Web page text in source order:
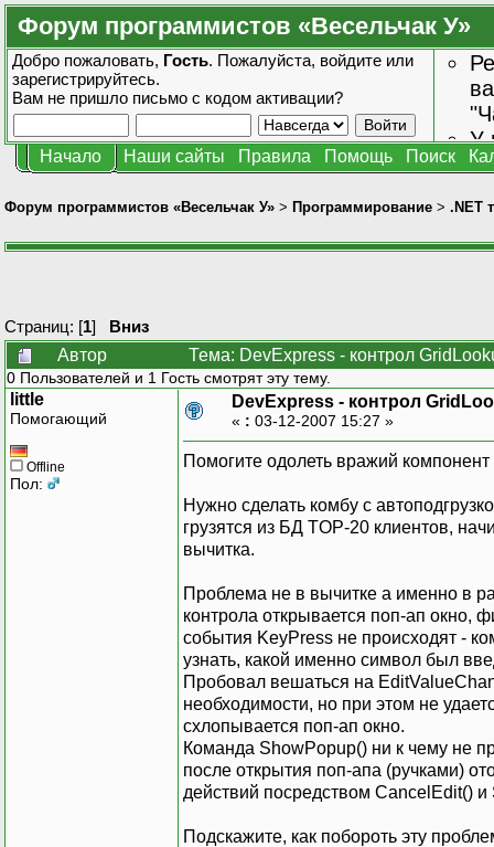
Форум программистов «Весельчак У»
Добро пожаловать, Гость. Пожалуйста, войдите или
зарегистрируйтесь.
Вам не пришло письмо с кодом активации?
У
Начало Наши сайты Правила Помощь Поиск
Форум программистов «Весельчак У» > Программирование > .NET
Страниц: [1] Вниз
Автор
Тема: DevExpress - контрол
0 Пользователей и 1 Гость смотрят эту тему.
little
Помогающий
Offline
Пол:
DevExpress - контрол
« : 03-12-2007 15:27 »
Помогите одолеть вражий
Нужно сделать комбу с
грузятся из БД TOP-20 клиентов,
вычитка.
Проблема не в вычитке а именно в
контрола открывается поп-ап окно,
события KeyPress не происходят -
узнать, какой именно символ был
Пробовал вешаться на
необходимости, но при этом не
схлопывается поп-ап окно.
Команда ShowPopup() ни к чему не
после открытия поп-апа (ручками)
действий посредством CancelEdit()
Подскажите, как побороть эту